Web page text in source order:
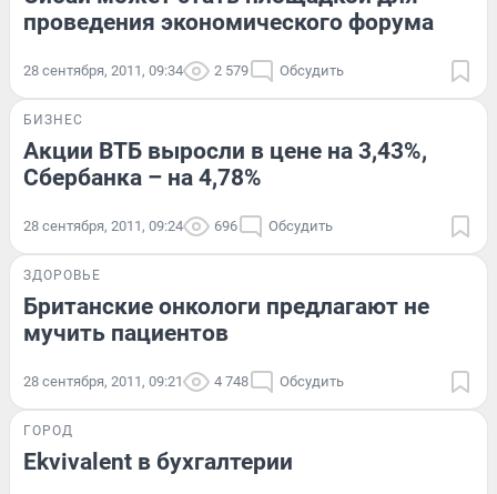
проведения экономического форума
28 сентября, 2011, 09:34 2 579 Обсудить
БИЗНЕС
Акции ВТБ выросли в цене на 3,43%,
Сбербанка – на 4,78%
28 сентября, 2011, 09:24 696 Обсудить
ЗДОРОВЬЕ
Британские онкологи предлагают не
мучить пациентов
28 сентября, 2011, 09:21 4 748 Обсудить
ГОРОД
Ekvivalent в бухгалтерии